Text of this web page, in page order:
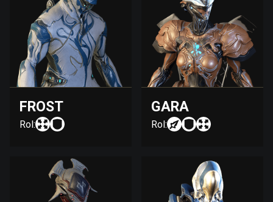
FROST
Rol:
GARA
Rol: